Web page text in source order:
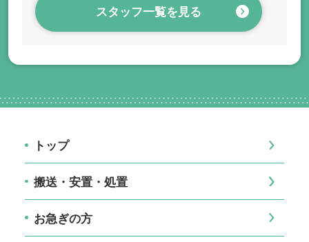
スタッフ一覧を見る
トップ
搬送・安置・処置
お急ぎの方